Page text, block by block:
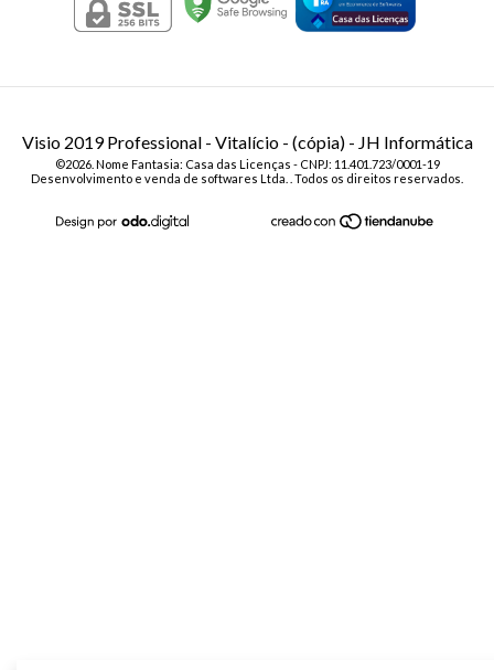
Visio 2019 Professional - Vitalício - (cópia)- JH Informática
©2026. Nome Fantasia: Casa das Licenças - CNPJ: 11.401.723/0001-19
Desenvolvimento e venda de softwares Ltda. . Todos os direitos reservados.